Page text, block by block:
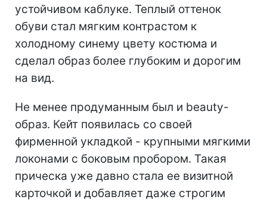
устойчивом каблуке. Теплый оттенок
обуви стал мягким контрастом к
холодному синему цвету костюма и
сделал образ более глубоким и дорогим
на вид.
Не менее продуманным был и beauty-
образ. Кейт появилась со своей
фирменной укладкой - крупными мягкими
локонами с боковым пробором. Такая
прическа уже давно стала ее визитной
карточкой и добавляет даже строгим